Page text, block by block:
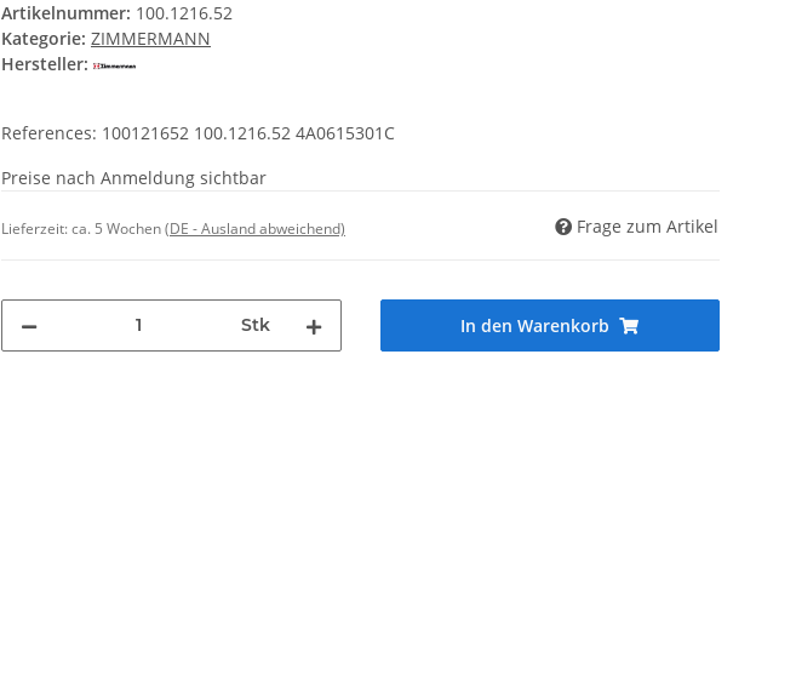
Artikelnummer: 100.1216.52
Kategorie: ZIMMERMANN
Hersteller:
References: 100121652 100.1216.52 4A0615301C
Preise nach Anmeldung sichtbar
Lieferzeit:ca. 5 Wochen(DE - Ausland abweichend) Frage zum Artikel
Stk In den Warenkorb